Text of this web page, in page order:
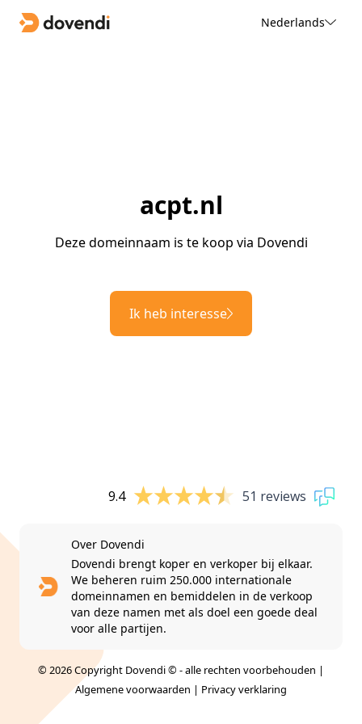
Nederlands
acpt.nl
Deze domeinnaam is te koop via Dovendi
Ik heb interesse
9.4 51 reviews
Over Dovendi
Dovendi brengt koper en verkoper bij elkaar.
We beheren ruim 250.000 internationale
domeinnamen en bemiddelen in de verkoop
van deze namen met als doel een goede deal
voor alle partijen.
© 2026 Copyright Dovendi © - alle rechten voorbehouden |
Algemene voorwaarden | Privacy verklaring